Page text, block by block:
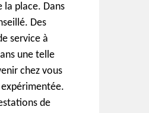
la place. Dans
Des
service à
une telle
chez vous
de